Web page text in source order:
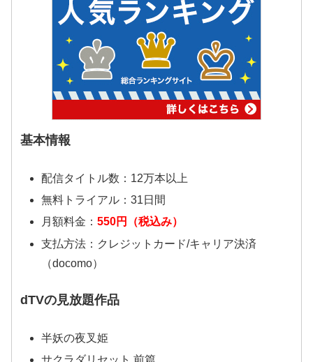
基本情報
配信タイトル数：12万本以上
無料トライアル：31日間
月額料金： 550円（税込み）
支払方法：クレジットカード/キャリア決済
（docomo）
dTVの見放題作品
半妖の夜叉姫